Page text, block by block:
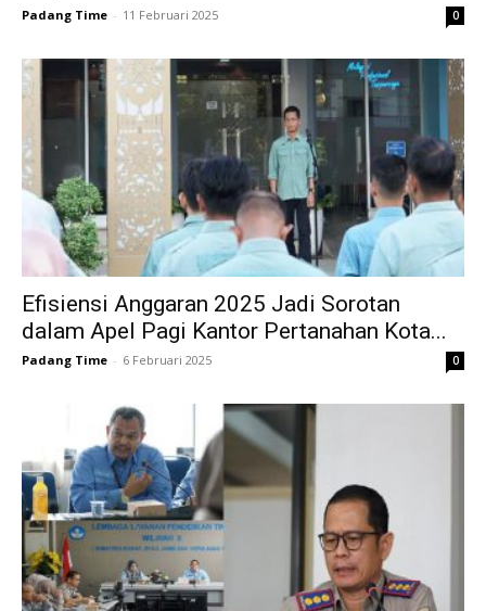
Padang Time - 11 Februari 2025 0
Efisiensi Anggaran 2025 Jadi Sorotan
dalam Apel Pagi Kantor Pertanahan Kota...
Padang Time - 6 Februari 2025 0